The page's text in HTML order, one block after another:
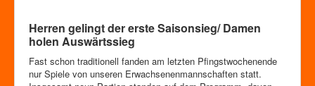
Herren gelingt der erste Saisonsieg/ Damen
holen Auswärtssieg
Fast schon traditionell fanden am letzten Pfingstwochenende
nur Spiele von unseren Erwachsenenmannschaften statt.